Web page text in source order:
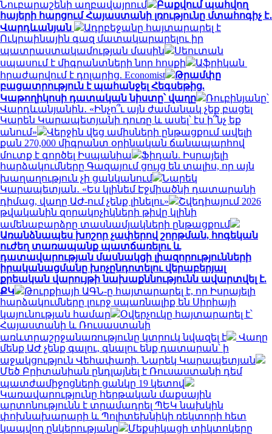
Նուբարաշենի աղբավայրում
Բաքվում պահվող
հայերի հարցում Հայաստանի լռությունը մտահոգիչ է․
Վարդևանյան
Ադրբեջանը հայտարարել է
Ուկրաինային գազ մատակարարելու իր
պատրաստակամության մասին
Սեուտան
սպասում է միգրանտների նոր հոսքի
Աֆրիկան ​​
հրաժարվում է դոլարից. Economist
Թրամփը
բացատրություն է պահանջել Հեգսեթից.
Կաթողիկոսի դատական նիստը՝ վաղը
Ռուբինյանը՝
Վարդևանյանին․ «Ինչո՞ւ այն ժամանակ չեք բացել
Կարեն Կարապետյանի դուռը և ասել՝ էս ի՞նչ եք
անում»
Վերջին վեց ամիսների ընթացքում ավելի
քան 270,000 միգրանտ օրինական ճանապարհով
մուտք է գործել Իսպանիա
Ֆիդան. Իսրայելի
հարձակումները Գազայում ցույց են տալիս, որ այն
խաղաղություն չի ցանկանում
Նարեկ
Կարապետյան․ «Ես կլինեմ Էջմիածնի դատարանի
դիմաց, վաղը ԱԺ-ում չենք լինելու»
Շվեդիայում 2026
թվականին զորակոչիկների թիվը կլինի
ամենաբարձրը տասնամյակների ընթացքում
Առանձնապես խոշոր չափերով շորթման, հոգեկան
ուժեղ տառապանք պատճառելու և
դատավարության մասնակցի լիազորությունների
իրականացմանը խոչընդոտելու վերաբերյալ
քրեական վարույթի նախաքննությունն ավարտվել է.
ՔԿ
Թուրքիայի ԱԳՆ-ը հայտարարել է, որ Իսրայելի
հարձակումները լուրջ սպառնալիք են Սիրիայի
կայունության համար
Օվերչուկը հայտարարել է՝
Հայաստանի և Ռուսաստանի
առևտրաշրջանառությունը կտրուկ նվազել է
Վաղը
մենք ԱԺ չենք գալու, գնալու ենք դատարան՝ ի
աջակցություն Վեհափառի. Նարեկ Կարապետյան
Մեծ Բրիտանիան ընդլայնել է Ռուսաստանի դեմ
պատժամիջոցների ցանկը 19 կետով
Կառավարությունը հերթական մաքսային
արտոնությունն է տրամադրել ՊԵԿ նախկին
փոխնախարարի և Պոլիտեխնիկի ռեկտորի հետ
կապվող ընկերությանը
Մեքսիկացի տիկտոկերը